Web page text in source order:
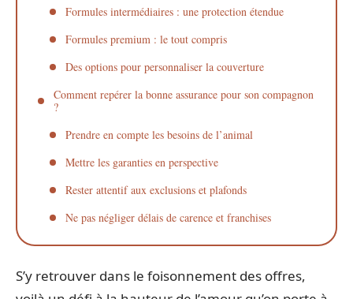
Formules intermédiaires : une protection étendue
Formules premium : le tout compris
Des options pour personnaliser la couverture
Comment repérer la bonne assurance pour son compagnon
?
Prendre en compte les besoins de l’animal
Mettre les garanties en perspective
Rester attentif aux exclusions et plafonds
Ne pas négliger délais de carence et franchises
S’y retrouver dans le foisonnement des offres,